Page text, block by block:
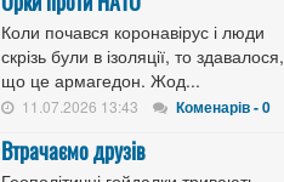
Коли почався коронавірус і люди
скрізь були в ізоляції, то здавалося,
що це армагедон. Жод...
11.07.2026 13:43 Коменарів - 0
Втрачаємо друзів